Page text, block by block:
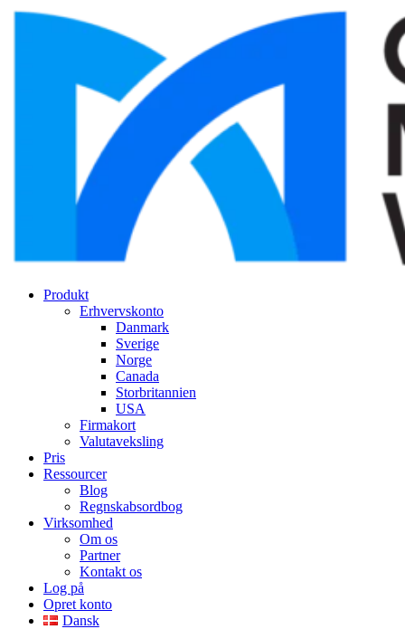
Produkt
Erhvervskonto
Danmark
Sverige
Norge
Canada
Storbritannien
USA
Firmakort
Valutaveksling
Pris
Ressourcer
Blog
Regnskabsordbog
Virksomhed
Om os
Partner
Kontakt os
Log på
Opret konto
Dansk